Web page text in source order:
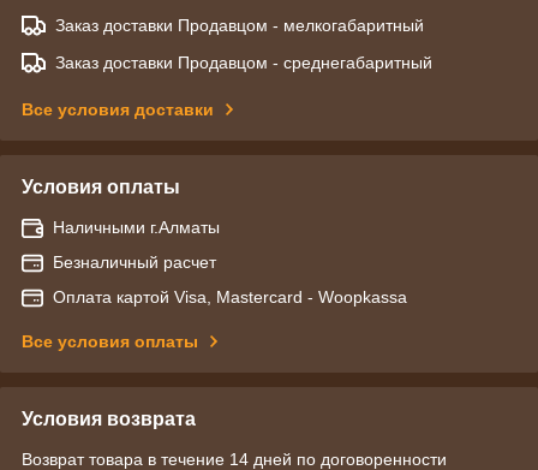
Заказ доставки Продавцом - мелкогабаритный
Заказ доставки Продавцом - среднегабаритный
Все условия доставки
Условия оплаты
Наличными г.Алматы
Безналичный расчет
Оплата картой Visa, Mastercard - Woopkassa
Все условия оплаты
Условия возврата
Возврат товара в течение 14 дней по договоренности